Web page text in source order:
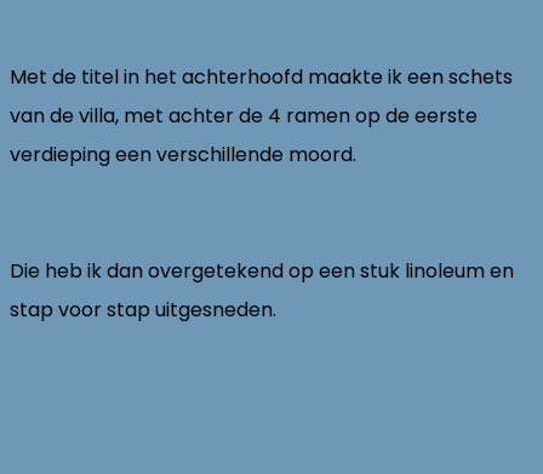
Met de titel in het achterhoofd maakte ik een schets
van de villa, met achter de 4 ramen op de eerste
verdieping een verschillende moord.
Die heb ik dan overgetekend op een stuk linoleum en
stap voor stap uitgesneden.